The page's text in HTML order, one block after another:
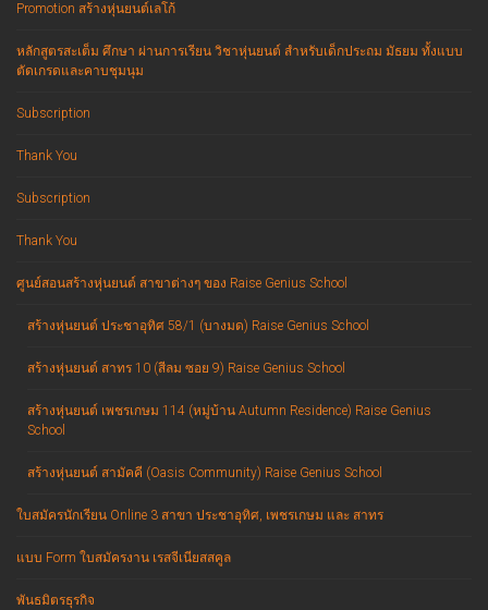
Promotion สร้างหุ่นยนต์เลโก้
หลักสูตรสะเต็ม ศึกษา ผ่านการเรียน วิชาหุ่นยนต์ สำหรับเด็กประถม มัธยม ทั้งแบบ
ตัดเกรดและคาบชุมนุม
Subscription
Thank You
Subscription
Thank You
ศูนย์สอนสร้างหุ่นยนต์ สาขาต่างๆ ของ Raise Genius School
สร้างหุ่นยนต์ ประชาอุทิศ 58/1 (บางมด) Raise Genius School
สร้างหุ่นยนต์ สาทร 10 (สีลม ซอย 9) Raise Genius School
สร้างหุ่นยนต์ เพชรเกษม 114 (หมู่บ้าน Autumn Residence) Raise Genius
School
สร้างหุ่นยนต์ สามัคคี (Oasis Community) Raise Genius School
ใบสมัครนักเรียน Online 3 สาขา ประชาอุทิศ, เพชรเกษม และ สาทร
แบบ Form ใบสมัครงาน เรสจีเนียสสคูล
พันธมิตรธุรกิจ